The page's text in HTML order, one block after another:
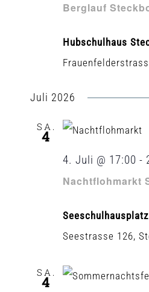
Berglauf
Hubschulhaus
Juli 2026
SA.
4
Nachtflohmarkt
4. Juli @ 17:00 -
Seestrasse 126,
SA.
4